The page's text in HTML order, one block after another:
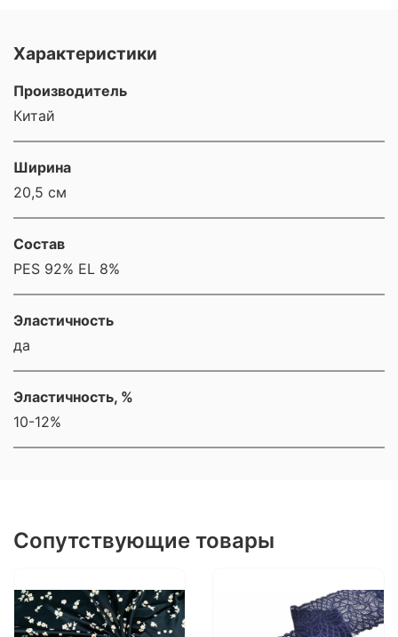
Характеристики
Производитель
Китай
Ширина
20,5 см
Состав
PES 92% EL 8%
Эластичность
да
Эластичность, %
10-12%
Сопутствующие товары